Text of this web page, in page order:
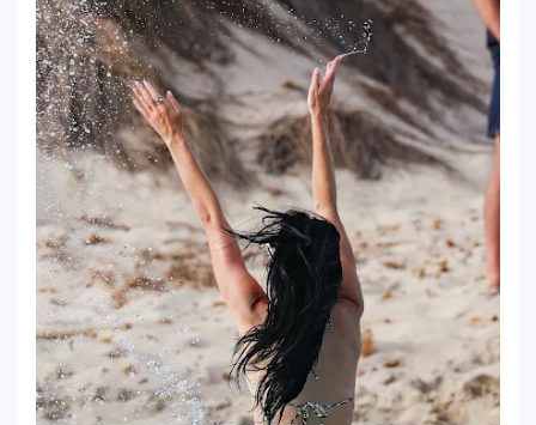
estar solo”
8
Bad Bunny causa revuelo en México
antes de iniciar su gira “DeBÍ TiRAR MáS
FOToS World Tour”
9
Maluma se corona como el mejor vestido
en Premios Juventud 2025 con un
homenaje a la moda colombiana
10 Carín León y Ricky Martin unen fuerzas
en una nueva versión de A Medio Vivir